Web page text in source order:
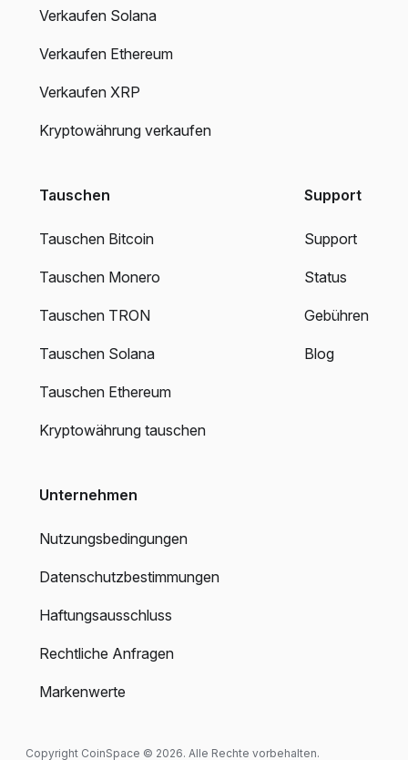
Verkaufen Solana
Verkaufen Ethereum
Verkaufen XRP
Kryptowährung verkaufen
Tauschen
Tauschen Bitcoin
Tauschen Monero
Tauschen TRON
Tauschen Solana
Tauschen Ethereum
Kryptowährung tauschen
Support
Support
Status
Gebühren
Blog
Unternehmen
Nutzungsbedingungen
Datenschutzbestimmungen
Haftungsausschluss
Rechtliche Anfragen
Markenwerte
Copyright CoinSpace © 2026. Alle Rechte vorbehalten.